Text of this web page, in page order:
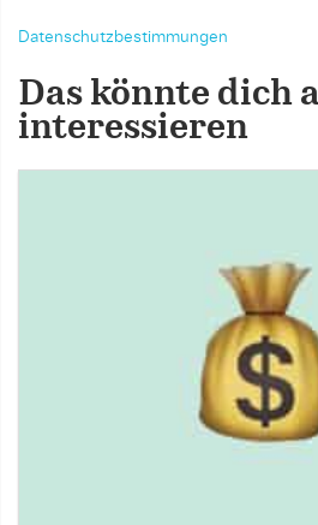
Datenschutzbestimmungen
Das könnte dich
interessieren